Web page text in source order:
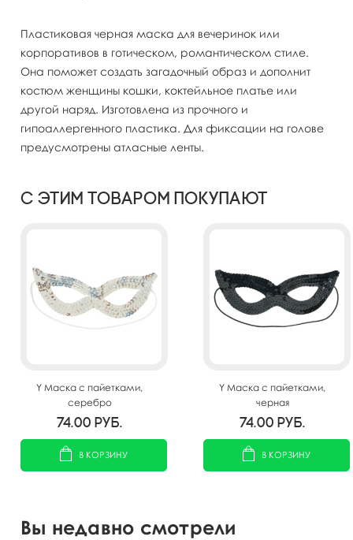
Пластиковая черная маска для вечеринок или
корпоративов в готическом, романтическом стиле.
Она поможет создать загадочный образ и дополнит
костюм женщины кошки, коктейльное платье или
другой наряд. Изготовлена из прочного и
гипоаллергенного пластика. Для фиксации на голове
предусмотрены атласные ленты.
С этим товаром покупают
Y Маска с пайетками,
серебро
74.00 руб.
В КОРЗИНУ
Y Маска с пайетками,
черная
74.00 руб.
В КОРЗИНУ
Вы недавно смотрели